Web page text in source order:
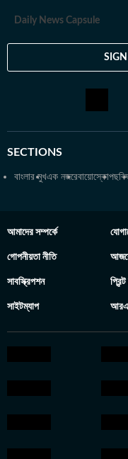
বই পড়ে এবং বিভিন্ন বিষয়ে
Daily News Capsule
SECTIONS
বাংলার মুখএক নজরেবায়োস্কোপ
আমাদের সম্পর্কে
গোপনীয়তা নীতি
সাবস্ক্রিপশন
সাইটম্যাপ